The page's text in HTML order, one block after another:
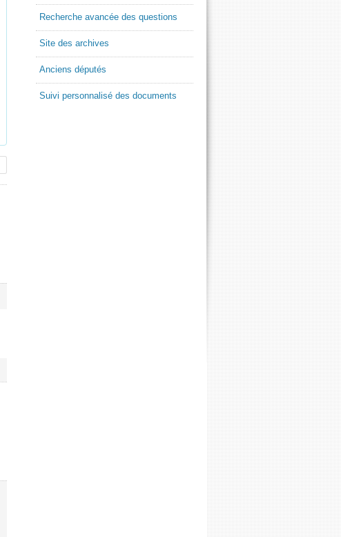
Recherche avancée des questions
Site des archives
Anciens députés
Suivi personnalisé des documents